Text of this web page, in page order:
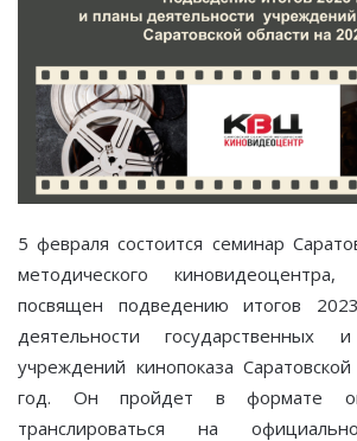
5 февраля состоится семинар
методического
посвящен подведению итогов
деятельности государственных
учреждений кинопоказа
год. Он пройдет в формате
транслироваться на